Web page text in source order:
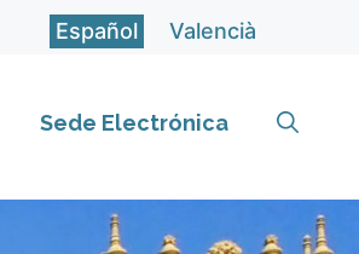
Español Valencià
Sede Electrónica